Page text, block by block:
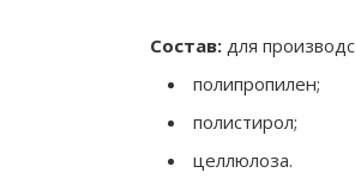
Состав:для
полипропилен;
полистирол;
целлюлоза.